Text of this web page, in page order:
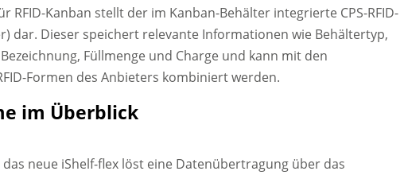
RFID-Kanban stellt der im Kanban-Behälter integrierte CPS-RFID-
dar. Dieser speichert relevante Informationen wie Behältertyp,
Füllmenge und Charge und kann mit den
Formen des Anbieters kombiniert werden.
im Überblick
das neue iShelf-flex löst eine Datenübertragung über das